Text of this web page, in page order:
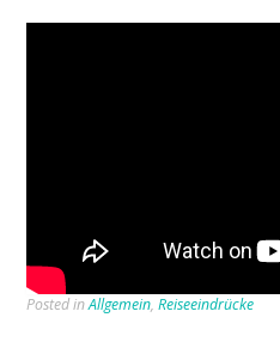
Posted inAllgemein, Reiseeindrücke